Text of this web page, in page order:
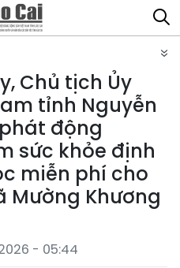
Chủ tịch Ủy
tỉnh Nguyễn
động
sức khỏe định
miễn phí cho
Mường Khương
- 05:44